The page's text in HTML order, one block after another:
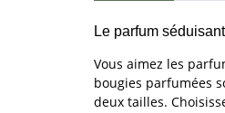
Le parfum
Vous aimez les
bougies parfumées
deux tailles.